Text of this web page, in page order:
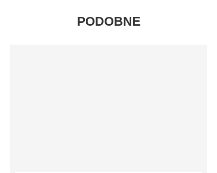
PODOBNE